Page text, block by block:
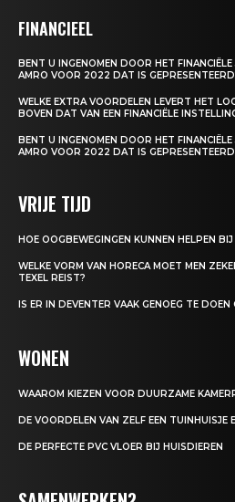
FINANCIEEL
BENT U INGENOMEN DOOR HET
AMRO VOOR 2022 DAT IS
WELKE EXTRA VOORDELEN LEVERT HET
BOVEN DAT VAN EEN FINANCIËLE
BENT U INGENOMEN DOOR HET
AMRO VOOR 2022 DAT IS
VRIJE TIJD
HOE OOGBEWEGINGEN KUNNEN HELPEN
WELKE VORM VAN HORECA MOET MEN
TEXEL REIST?
IS ER IN DEVENTER VAAK GENOEG TE
WONEN
WAAROM KIEZEN VOOR DUURZAME
DE VOORDELEN VAN ZELF EEN TUINHUISJE
DE PERFECTE PVC VLOER BIJ HUISDIEREN